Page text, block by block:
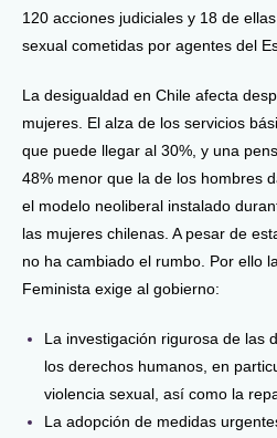
120 acciones judiciales y 18 de
sexual cometidas por agentes del
La desigualdad en Chile afecta
mujeres. El alza de los servicios
que puede llegar al 30%, y una
48% menor que la de los hombres
el modelo neoliberal instalado
las mujeres chilenas. A pesar de
no ha cambiado el rumbo. Por ello
Feminista exige al gobierno:
La investigación rigurosa de las
los derechos humanos, en
violencia sexual, así como la
La adopción de medidas